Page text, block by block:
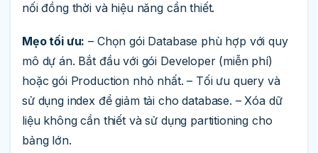
nối đồng thời và hiệu năng cần thiết.
Mẹo tối ưu: – Chọn gói Database phù hợp với quy
mô dự án. Bắt đầu với gói Developer (miễn phí)
hoặc gói Production nhỏ nhất. – Tối ưu query và
sử dụng index để giảm tải cho database. – Xóa dữ
liệu không cần thiết và sử dụng partitioning cho
bảng lớn.